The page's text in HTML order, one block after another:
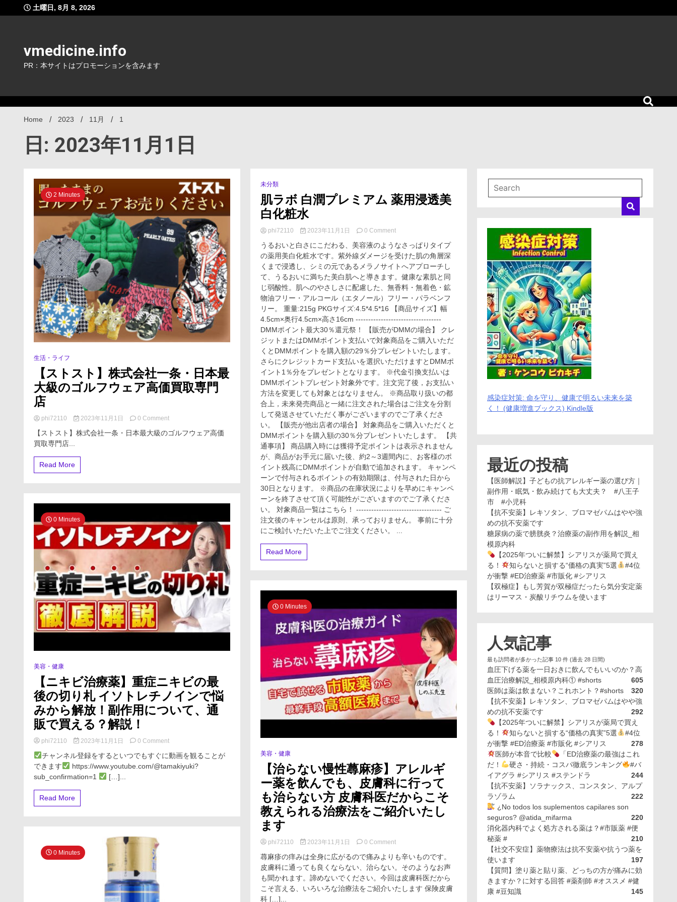
to
土曜日, 8月 8, 2026
vmedicine.info
PR：本サイトはプロモーションを含みます
Home 2023 11月 1
日: 2023年11月1日
2 Minutes
生活・ライフ
【ストスト】株式会社一条・日本最
大級のゴルフウェア高価買取専門
店
phi72110 2023年11月1日 0 Commenton
ト
本
最
大
級
ゴ
ル
フ
ウ
ェ
ア
高
店
【ストスト】株式会社一条・日本最大級のゴルフウェア高価
買取専門店...
Read More
0 Minutes
美容・健康
【ニキビ治療薬】重症ニキビの最
後の切り札 イソトレチノインで悩
みから解放！副作用について、通
販で買える？解説！
phi72110 2023年11月1日 0 Commenton
キ
ビ
作
用
い
通
販
で
え
る？
解
説！
チャンネル登録をするといつでもすぐに動画を観ることが
できます
https://www.youtube.com/@tamakiyuki?
sub_confirmation=1
[…]...
Read More
0 Minutes
未分類
肌ラボ 白潤プレミアム 薬用浸透美
白化粧水
phi72110 2023年11月1日 0 Commenton
ラ
ボ
白
プ
ミ
ア
ム
薬
用
浸
透
美
白
化
粧
水
うるおいと白さにこだわる、美容液のようなさっぱりタイプ
の薬用美白化粧水です。紫外線ダメージを受けた肌の角層深
くまで浸透し、シミの元であるメラノサイトへアプローチし
て、うるおいに満ちた美白肌へと導きます。健康な素肌と同
じ弱酸性。肌へのやさしさに配慮した、無香料・無着色・鉱
物油フリー・アルコール（エタノール）フリー・パラベンフ
リー。 重量:215g PKGサイズ:4.5*4.5*16 【商品サイズ】幅
4.5cm×奥行4.5cm×高さ16cm ----------------------------------
DMMポイント最大30％還元祭！ 【販売がDMMの場合】 クレ
ジットまたはDMMポイント支払いで対象商品をご購入いただ
くとDMMポイントを購入額の29％分プレゼントいたします。
さらにクレジットカード支払いを選択いただけますとDMMポ
イント1％分をプレゼントとなります。 ※代金引換支払いは
DMMポイントプレゼント対象外です。注文完了後，お支払い
方法を変更しても対象とはなりません。 ※商品取り扱いの都
合上，未来発売商品と一緒に注文された場合はご注文を分割
して発送させていただく事がございますのでご了承くださ
い。 【販売が他出店者の場合】 対象商品をご購入いただくと
DMMポイントを購入額の30％分プレゼントいたします。 【共
通事項】 商品購入時には獲得予定ポイントは表示されません
が、商品がお手元に届いた後、約2～3週間内に、お客様のポ
イント残高にDMMポイントが自動で追加されます。 キャンペ
ーンで付与されるポイントの有効期限は、付与された日から
30日となります。 ※商品の在庫状況によりを早めにキャンペ
ーンを終了させて頂く可能性がございますのでご了承くださ
い。 対象商品一覧はこちら！ ---------------------------------- ご
注文後のキャンセルは原則、承っておりません。 事前に十分
Read More
0 Minutes
美容・健康
【治らない慢性蕁麻疹】アレルギ
ー薬を飲んでも、皮膚科に行って
も治らない方 皮膚科医だからこそ
教えられる治療法をご紹介いたし
ます
phi72110 2023年11月1日 0 Commenton
ら
な
い
慢
蕁麻疹の痒みは全身に広がるので痛みよりも辛いものです。
皮膚科に通っても良くならない、治らない。そのようなお声
も聞かれます。諦めないでください。今回は皮膚科医だから
こそ言える、いろいろな治療法をご紹介いたします 保険皮膚
科 […]...
感染症対策: 命を守り、健康で明るい未来を築
く！ (健康増進ブックス) Kindle版
最近の投稿
【医師解説】子どもの抗アレルギー薬の選び方｜
副作用・眠気・飲み続けても大丈夫？ #八王子
市 #小児科
【抗不安薬】レキソタン、ブロマゼパムはやや強
めの抗不安薬です
糖尿病の薬で膀胱炎？治療薬の副作用を解説_相
模原内科
【2025年ついに解禁】シアリスが薬局で買え
る！
知らないと損する“価格の真実”5選
#4位
が衝撃 #ED治療薬 #市販化 #シアリス
【双極症】もし芳賀が双極症だったら気分安定薬
はリーマス・炭酸リチウムを使います
人気記事
最も訪問者が多かった記事 10 件 (過去 28 日間)
血圧下げる薬を一日おきに飲んでもいいのか？高
血圧治療解説_相模原内科① #shorts
605
医師は薬は飲まない？これホント？#shorts
320
【抗不安薬】レキソタン、ブロマゼパムはやや強
めの抗不安薬です
292
【2025年ついに解禁】シアリスが薬局で買え
る！
知らないと損する“価格の真実”5選
#4位
が衝撃 #ED治療薬 #市販化 #シアリス
278
医師が本音で比較
「ED治療薬の最強はこれ
だ！
硬さ・持続・コスパ徹底ランキング
#バ
イアグラ #シアリス #ステンドラ
244
【抗不安薬】ソラナックス、コンスタン、アルプ
ラゾラム
222
¿No todos los suplementos capilares son
seguros? @atida_mifarma
220
消化器内科でよく処方される薬は？#市販薬 #便
秘薬 #
210
【社交不安症】薬物療法は抗不安薬や抗うつ薬を
使います
197
【質問】塗り薬と貼り薬、どっちの方が痛みに効
きますか？に対する回答 #薬剤師 #オススメ #健
康 #豆知識
145